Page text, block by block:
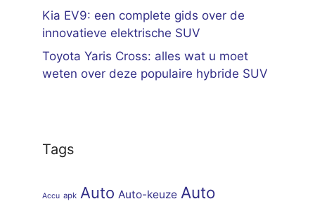
Kia EV9: een complete gids over de
innovatieve elektrische SUV
Toyota Yaris Cross: alles wat u moet
weten over deze populaire hybride SUV
Tags
Accu apk Auto Auto-keuze Auto